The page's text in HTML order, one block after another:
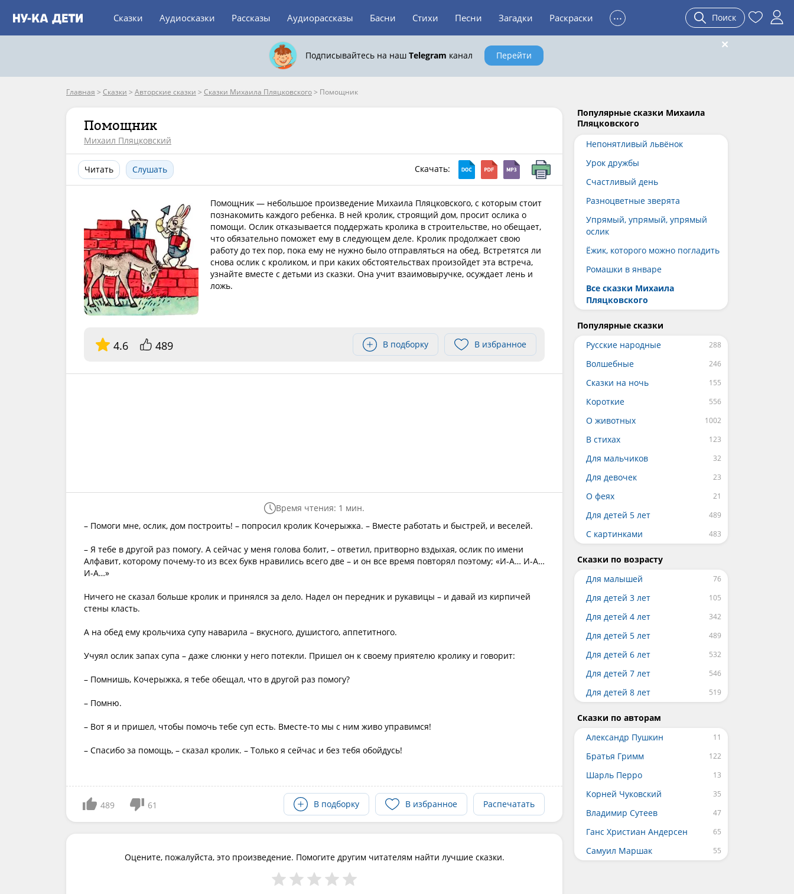
Сказки Аудиосказки Рассказы Аудиорассказы Басни Стихи Песни Загадки Раскраски ... Поиск
Подписывайтесь на наш Telegram канал Перейти
Главная > Сказки > Авторские сказки > Сказки Михаила Пляцковского> Помощник
Помощник
Михаил Пляцковский
Читать Слушать Скачать:
Помощник — небольшое произведение Михаила Пляцковского, с которым стоит
познакомить каждого ребенка. В ней кролик, строящий дом, просит ослика о
помощи. Ослик отказывается поддержать кролика в строительстве, но обещает,
что обязательно поможет ему в следующем деле. Кролик продолжает свою
работу до тех пор, пока ему не нужно было отправляться на обед. Встретятся ли
снова ослик с кроликом, и при каких обстоятельствах произойдет эта встреча,
узнайте вместе с детьми из сказки. Она учит взаимовыручке, осуждает лень и
ложь.
4.6 489 В подборку В избранное
Время чтения: 1 мин.
– Помоги мне, ослик, дом построить! – попросил кролик Кочерыжка. – Вместе работать и быстрей, и веселей.
– Я тебе в другой раз помогу. А сейчас у меня голова болит, – ответил, притворно вздыхая, ослик по имени
Алфавит, которому почему-то из всех букв нравились всего две – и он все время повторял поэтому; «И-А… И-А…
И-А…»
Ничего не сказал больше кролик и принялся за дело. Надел он передник и рукавицы – и давай из кирпичей
стены класть.
А на обед ему крольчиха супу наварила – вкусного, душистого, аппетитного.
Учуял ослик запах супа – даже слюнки у него потекли. Пришел он к своему приятелю кролику и говорит:
– Помнишь, Кочерыжка, я тебе обещал, что в другой раз помогу?
– Помню.
– Вот я и пришел, чтобы помочь тебе суп есть. Вместе-то мы с ним живо управимся!
– Спасибо за помощь, – сказал кролик. – Только я сейчас и без тебя обойдусь!
489 61 В подборку В избранное Распечатать
Оцените, пожалуйста, это произведение. Помогите другим читателям найти лучшие сказки.
Популярные сказки Михаила
Пляцковского
Непонятливый львёнок
Урок дружбы
Счастливый день
Разноцветные зверята
Упрямый, упрямый, упрямый
ослик
Ёжик, которого можно погладить
Ромашки в январе
Все сказки Михаила
Пляцковского
Популярные сказки
Русские народные
Волшебные
Сказки на ночь
Короткие
О животных
В стихах
Для мальчиков
Для девочек
О феях
Для детей 5 лет
С картинками
Сказки по возрасту
Для малышей
Для детей 3 лет
Для детей 4 лет
Для детей 5 лет
Для детей 6 лет
Для детей 7 лет
Для детей 8 лет
Сказки по авторам
Александр Пушкин
Братья Гримм
Шарль Перро
Корней Чуковский
Владимир Сутеев
Ганс Христиан Андерсен
Самуил Маршак